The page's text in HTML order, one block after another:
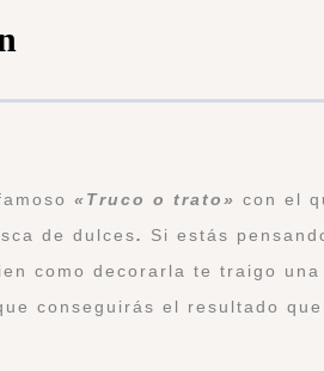
«Truco o trato» con el
de dulces.
Si estás
como decorarla te traigo una
conseguirás el resultado que